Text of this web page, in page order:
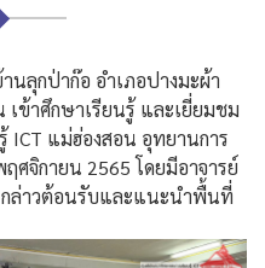
นลุกป่าก๊อ อำเภอปางมะผ้า
ข้าศึกษาเรียนรู้ และเยี่ยมชม
แม่ฮ่องสอน อุทยานการ
ศจิกายน 2565 โดยมีอาจารย์
ล่าวต้อนรับและแนะนำพื้นที่